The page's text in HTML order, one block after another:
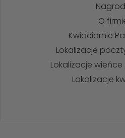
O
Kwiaciarnie
Lokalizacje
Lokalizacje
Lokalizacje